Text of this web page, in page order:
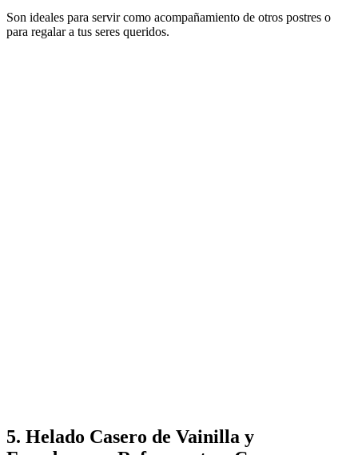
Son ideales para servir como acompañamiento de otros postres o
para regalar a tus seres queridos.
5. Helado Casero de Vainilla y